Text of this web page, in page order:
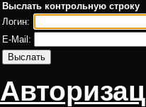
Выслать контрольную строку
Логин:
E-Mail: